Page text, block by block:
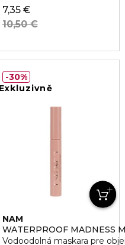
7,35 €
10,50 €
Exkluzivně
NAM
WATERPROOF MADNESS
Vodoodolná maskara pre
30%